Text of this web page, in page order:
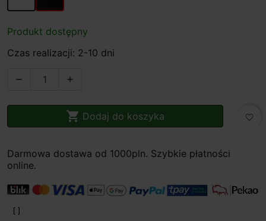
Produkt dostępny
Czas realizacji: 2-10 dni
 
 Dodaj do koszyka favorite_border
Darmowa dostawa od 1000pln. Szybkie płatności
online.